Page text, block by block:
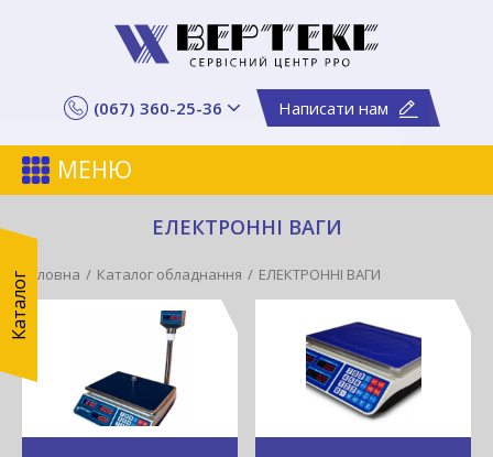
(067) 360-25-36 Написати нам
МЕНЮ
ЕЛЕКТРОННІ ВАГИ
Головна Каталог обладнання ЕЛЕКТРОННІ ВАГИ
Каталог